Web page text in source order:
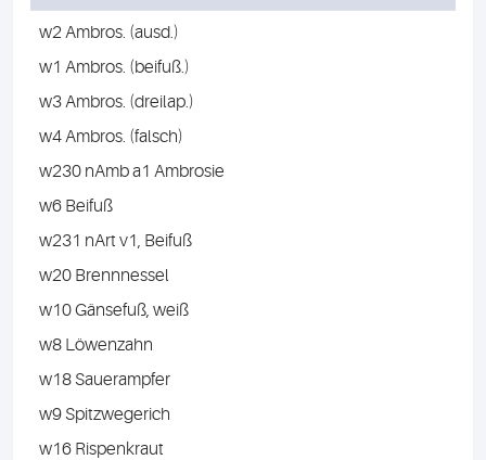
w2 Ambros. (ausd.)
w1 Ambros. (beifuß.)
w3 Ambros. (dreilap.)
w4 Ambros. (falsch)
w230 nAmb a1 Ambrosie
w6 Beifuß
w231 nArt v1, Beifuß
w20 Brennnessel
w10 Gänsefuß, weiß
w8 Löwenzahn
w18 Sauerampfer
w9 Spitzwegerich
w16 Rispenkraut